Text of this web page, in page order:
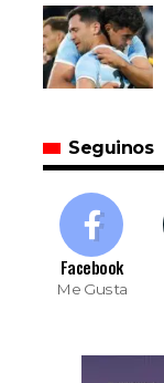
Seguinos
Facebook
Me Gusta